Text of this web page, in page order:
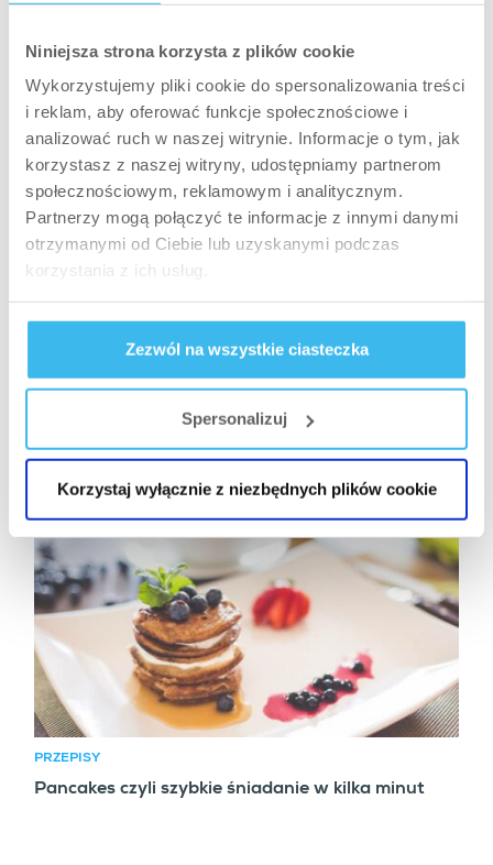
Niniejsza strona korzysta z plików cookie
Wykorzystujemy pliki cookie do spersonalizowania treści
i reklam, aby oferować funkcje społecznościowe i
analizować ruch w naszej witrynie. Informacje o tym, jak
korzystasz z naszej witryny, udostępniamy partnerom
społecznościowym, reklamowym i analitycznym.
Partnerzy mogą połączyć te informacje z innymi danymi
otrzymanymi od Ciebie lub uzyskanymi podczas
korzystania z ich usług.
Zezwól na wszystkie ciasteczka
Spersonalizuj
Korzystaj wyłącznie z niezbędnych plików cookie
PRZEPISY
PRZEPISY
Pancakes czyli szybkie śniadanie w kilka minut